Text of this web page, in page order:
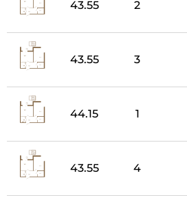
43.55 2
43.55 3
44.15 1
43.55 4